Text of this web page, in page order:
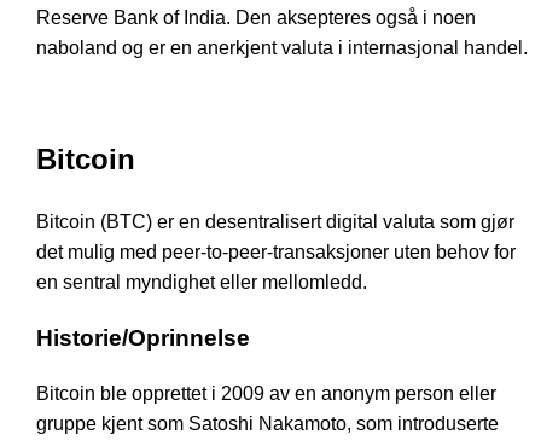
Reserve Bank of India. Den aksepteres også i noen
naboland og er en anerkjent valuta i internasjonal handel.
Bitcoin
Bitcoin (BTC) er en desentralisert digital valuta som gjør
det mulig med peer-to-peer-transaksjoner uten behov for
en sentral myndighet eller mellomledd.
Historie/Oprinnelse
Bitcoin ble opprettet i 2009 av en anonym person eller
gruppe kjent som Satoshi Nakamoto, som introduserte